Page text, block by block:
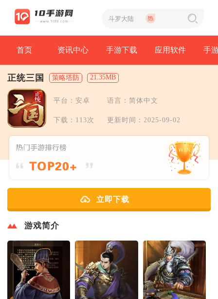
首页 资讯中心 手游下载 应用软件 手
正统三国 策略塔防 21.35MB
平台：安卓 语言：简体中文
下载：113次 更新时间：2025-09-02
立即下载
游戏简介